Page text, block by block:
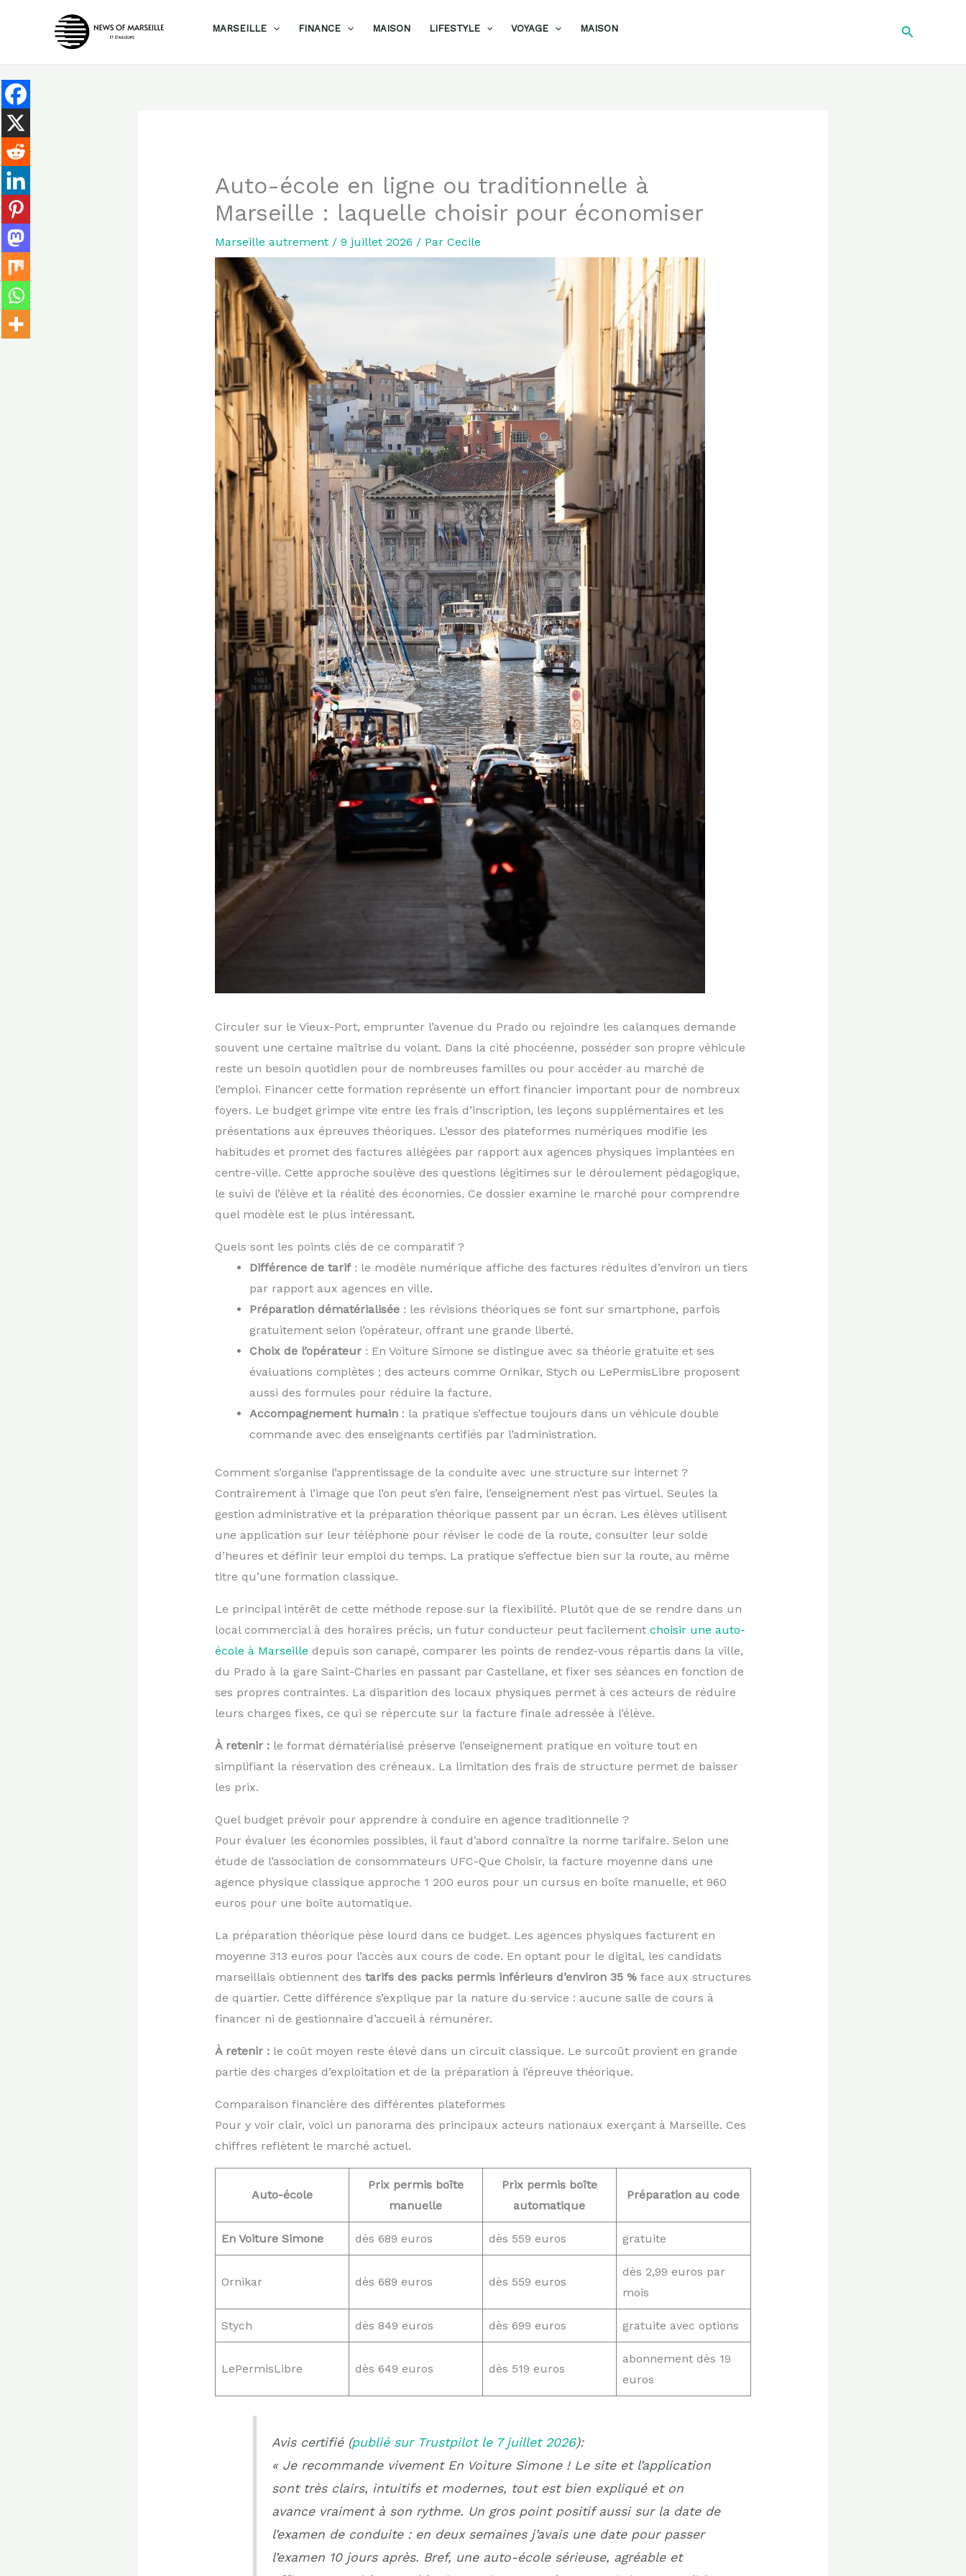
MARSEILLE FINANCE MAISON LIFESTYLE VOYAGE MAISON
Auto-école en ligne ou traditionnelle à
Marseille : laquelle choisir pour économiser
Marseille autrement/ 9 juillet 2026 / Par Cecile
Circuler sur le Vieux-Port, emprunter l’avenue du Prado ou rejoindre les calanques demande
souvent une certaine maîtrise du volant. Dans la cité phocéenne, posséder son propre véhicule
reste un besoin quotidien pour de nombreuses familles ou pour accéder au marché de
l’emploi. Financer cette formation représente un effort financier important pour de nombreux
foyers. Le budget grimpe vite entre les frais d’inscription, les leçons supplémentaires et les
présentations aux épreuves théoriques. L’essor des plateformes numériques modifie les
habitudes et promet des factures allégées par rapport aux agences physiques implantées en
centre-ville. Cette approche soulève des questions légitimes sur le déroulement pédagogique,
le suivi de l’élève et la réalité des économies. Ce dossier examine le marché pour comprendre
quel modèle est le plus intéressant.
Quels sont les points clés de ce comparatif ?
Différence de tarif: le modèle numérique affiche des factures réduites d’environ un tiers
par rapport aux agences en ville.
Préparation dématérialisée: les révisions théoriques se font sur smartphone, parfois
gratuitement selon l’opérateur, offrant une grande liberté.
Choix de l’opérateur: En Voiture Simone se distingue avec sa théorie gratuite et ses
évaluations complètes ; des acteurs comme Ornikar, Stych ou LePermisLibre proposent
aussi des formules pour réduire la facture.
Accompagnement humain: la pratique s’effectue toujours dans un véhicule double
commande avec des enseignants certifiés par l’administration.
Comment s’organise l’apprentissage de la conduite avec une structure sur internet ?
Contrairement à l’image que l’on peut s’en faire, l’enseignement n’est pas virtuel. Seules la
gestion administrative et la préparation théorique passent par un écran. Les élèves utilisent
une application sur leur téléphone pour réviser le code de la route, consulter leur solde
d’heures et définir leur emploi du temps. La pratique s’effectue bien sur la route, au même
titre qu’une formation classique.
Le principal intérêt de cette méthode repose sur la flexibilité. Plutôt que de se rendre dans un
local commercial à des horaires précis, un futur conducteur peut facilement choisir une auto-
école à Marseille depuis son canapé, comparer les points de rendez-vous répartis dans la ville,
du Prado à la gare Saint-Charles en passant par Castellane, et fixer ses séances en fonction de
ses propres contraintes. La disparition des locaux physiques permet à ces acteurs de réduire
leurs charges fixes, ce qui se répercute sur la facture finale adressée à l’élève.
À retenir :le format dématérialisé préserve l’enseignement pratique en voiture tout en
simplifiant la réservation des créneaux. La limitation des frais de structure permet de baisser
les prix.
Quel budget prévoir pour apprendre à conduire en agence traditionnelle ?
Pour évaluer les économies possibles, il faut d’abord connaître la norme tarifaire. Selon une
étude de l’association de consommateurs UFC-Que Choisir, la facture moyenne dans une
agence physique classique approche 1 200 euros pour un cursus en boîte manuelle, et 960
euros pour une boîte automatique.
La préparation théorique pèse lourd dans ce budget. Les agences physiques facturent en
moyenne 313 euros pour l’accès aux cours de code. En optant pour le digital, les candidats
marseillais obtiennent des tarifs des packs permis inférieurs d’environ 35 %face aux structures
de quartier. Cette différence s’explique par la nature du service : aucune salle de cours à
financer ni de gestionnaire d’accueil à rémunérer.
À retenir :le coût moyen reste élevé dans un circuit classique. Le surcoût provient en grande
partie des charges d’exploitation et de la préparation à l’épreuve théorique.
Comparaison financière des différentes plateformes
Pour y voir clair, voici un panorama des principaux acteurs nationaux exerçant à Marseille. Ces
chiffres reflètent le marché actuel.
Auto-école
Prix permis boîte
manuelle
Prix permis boîte
automatique
Préparation au code
En Voiture Simone dès 689 euros dès 559 euros gratuite
Ornikar dès 689 euros dès 559 euros
dès 2,99 euros par
mois
Stych dès 849 euros dès 699 euros gratuite avec options
LePermisLibre dès 649 euros dès 519 euros
abonnement dès 19
euros
Avis certifié (publié sur Trustpilot le 7 juillet 2026):
« Je recommande vivement En Voiture Simone ! Le site et l’application
sont très clairs, intuitifs et modernes, tout est bien expliqué et on
avance vraiment à son rythme. Un gros point positif aussi sur la date de
l’examen de conduite : en deux semaines j’avais une date pour passer
l’examen 10 jours après. Bref, une auto-école sérieuse, agréable et